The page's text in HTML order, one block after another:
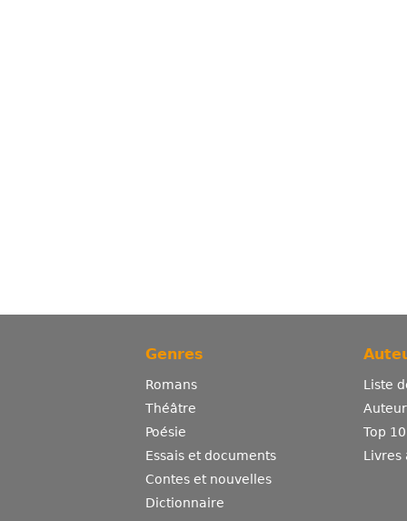
Genres
Romans
Théâtre
Poésie
Essais et documents
Contes et nouvelles
Dictionnaire
Liste
Top
Livres